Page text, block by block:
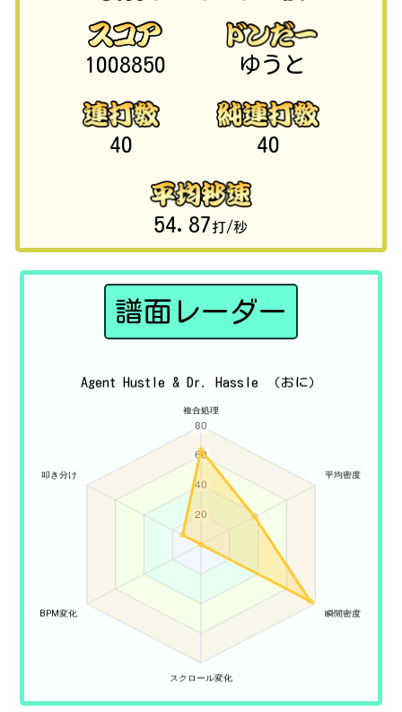
1008850 ゆうと
40 40
54.87打/秒
譜面レーダー